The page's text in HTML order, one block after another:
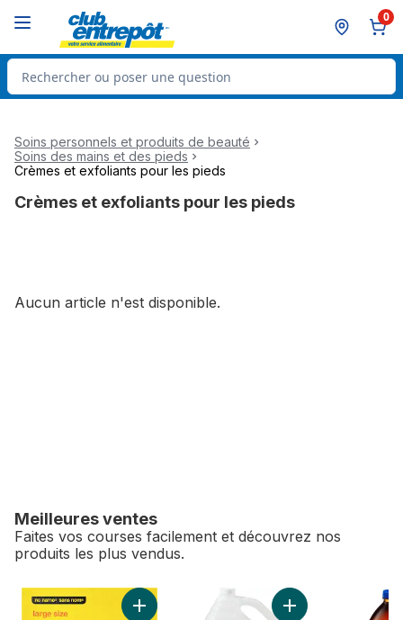
0
Rechercher des produits
Soins personnels et produits de beauté
Soins des mains et des pieds
Crèmes et exfoliants pour les pieds
Crèmes et exfoliants pour les pieds
Aucun article n'est disponible.
Meilleures ventes
Faites vos courses facilement et découvrez nos
produits les plus vendus.
sauter Meilleures ventes
Ajouter Œufs, calibre gros au panier
Ajouter Vinaigre